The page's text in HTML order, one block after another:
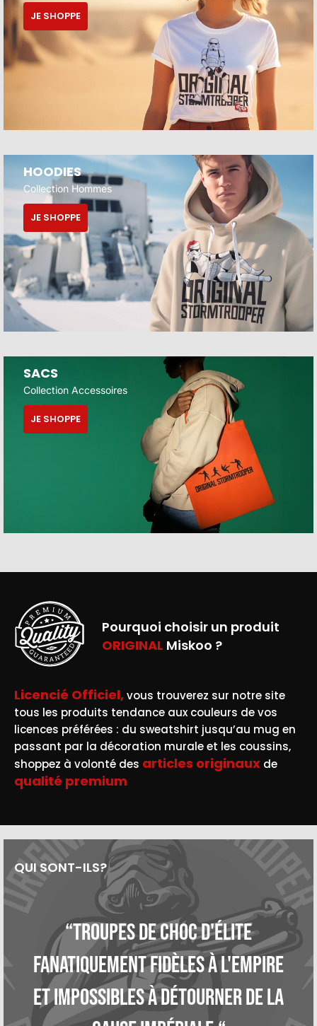
JE SHOPPE
HOODIES
Collection Hommes
JE SHOPPE
SACS
Collection Accessoires
JE SHOPPE
Pourquoi choisir un produit
ORIGINAL Miskoo ?
Licencié Officiel,vous trouverez sur notre site
tous les produits tendance aux couleurs de vos
licences préférées : du sweatshirt jusqu’au mug en
passant par la décoration murale et les coussins,
shoppez à volonté des articles originaux de
qualité premium
QUI SONT-ILS?
“Troupes de choc d'élite
fanatiquement fidèles à l'Empire
et impossibles à détourner de la